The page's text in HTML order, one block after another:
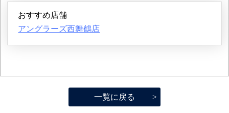
おすすめ店舗
アングラーズ西舞鶴店
一覧に戻る